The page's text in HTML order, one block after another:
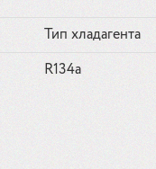
Тип хладагента
R134a